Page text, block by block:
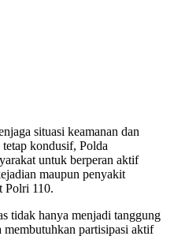
situasi keamanan dan
kondusif, Polda
untuk berperan aktif
maupun penyakit
Polri 110.
tidak hanya menjadi tanggung
partisipasi aktif